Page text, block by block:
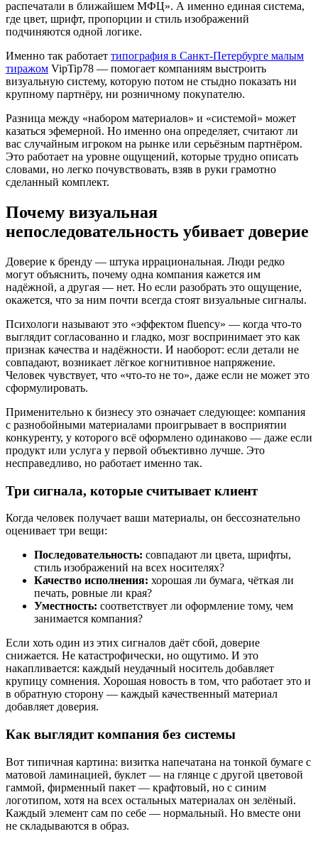
распечатали в ближайшем МФЦ». А именно единая система,
где цвет, шрифт, пропорции и стиль изображений
подчиняются одной логике.
Именно так работает типография в Санкт-Петербурге малым
тиражом VipTip78 — помогает компаниям выстроить
визуальную систему, которую потом не стыдно показать ни
крупному партнёру, ни розничному покупателю.
Разница между «набором материалов» и «системой» может
казаться эфемерной. Но именно она определяет, считают ли
вас случайным игроком на рынке или серьёзным партнёром.
Это работает на уровне ощущений, которые трудно описать
словами, но легко почувствовать, взяв в руки грамотно
сделанный комплект.
Почему визуальная
непоследовательность убивает доверие
Доверие к бренду — штука иррациональная. Люди редко
могут объяснить, почему одна компания кажется им
надёжной, а другая — нет. Но если разобрать это ощущение,
окажется, что за ним почти всегда стоят визуальные сигналы.
Психологи называют это «эффектом fluency» — когда что-то
выглядит согласованно и гладко, мозг воспринимает это как
признак качества и надёжности. И наоборот: если детали не
совпадают, возникает лёгкое когнитивное напряжение.
Человек чувствует, что «что-то не то», даже если не может это
сформулировать.
Применительно к бизнесу это означает следующее: компания
с разнобойными материалами проигрывает в восприятии
конкуренту, у которого всё оформлено одинаково — даже если
продукт или услуга у первой объективно лучше. Это
несправедливо, но работает именно так.
Три сигнала, которые считывает клиент
Когда человек получает ваши материалы, он бессознательно
оценивает три вещи:
Последовательность: совпадают ли цвета, шрифты,
стиль изображений на всех носителях?
Качество исполнения: хорошая ли бумага, чёткая ли
печать, ровные ли края?
Уместность: соответствует ли оформление тому, чем
занимается компания?
Если хоть один из этих сигналов даёт сбой, доверие
снижается. Не катастрофически, но ощутимо. И это
накапливается: каждый неудачный носитель добавляет
крупицу сомнения. Хорошая новость в том, что работает это и
в обратную сторону — каждый качественный материал
добавляет доверия.
Как выглядит компания без системы
Вот типичная картина: визитка напечатана на тонкой бумаге с
матовой ламинацией, буклет — на глянце с другой цветовой
гаммой, фирменный пакет — крафтовый, но с синим
логотипом, хотя на всех остальных материалах он зелёный.
Каждый элемент сам по себе — нормальный. Но вместе они
не складываются в образ.